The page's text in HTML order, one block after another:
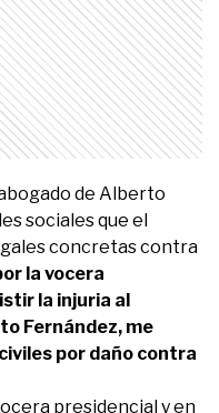
de Alberto
sociales que el
concretas contra
la vocera
la injuria al
Fernández, me
por daño contra
presidencial y en